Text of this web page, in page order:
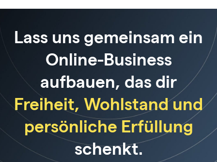
Lass uns gemeinsam ein
Online-Business
aufbauen, das dir
Freiheit, Wohlstand und
persönliche Erfüllung
schenkt.